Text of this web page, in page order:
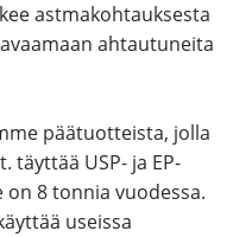
astmakohtauksesta
ahtautuneita
päätuotteista, jolla
täyttää USP- ja EP-
8 tonnia vuodessa.
useissa